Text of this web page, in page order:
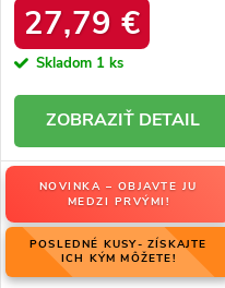
27,79 €
Skladom 1 ks
DETAIL
NOVINKA – OBJAVTE JU
MEDZI PRVÝMI!
POSLEDNÉ KUSY- ZÍSKAJTE
ICH KÝM MÔŽETE!